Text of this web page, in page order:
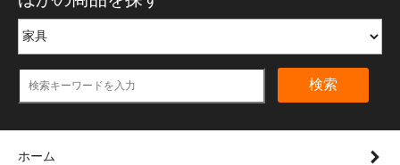
検索
ホーム